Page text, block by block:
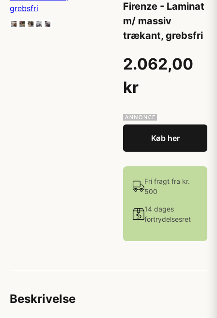
Firenze - Laminat
m/ massiv
trækant, grebsfri
2.062,00
kr
Køb her
Fri fragt fra kr.
500
14 dages
fortrydelsesret
Beskrivelse